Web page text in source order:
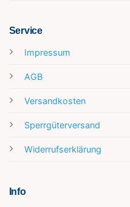
Service
Impressum
AGB
Versandkosten
Sperrgüterversand
Widerrufserklärung
Info